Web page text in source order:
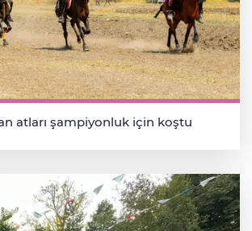
atları şampiyonluk için koştu